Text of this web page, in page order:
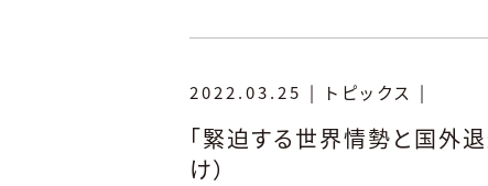
2022.03.25 | トピックス |
「緊迫する世界情勢と国外
け）